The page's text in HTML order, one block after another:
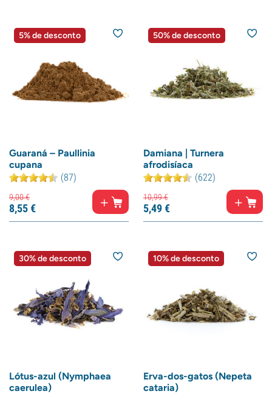
5% de desconto
Guaraná – Paullinia
cupana
(87)
9,00€
8,55€
50% de desconto
Damiana | Turnera
afrodisíaca
(622)
10,99€
5,49€
30% de desconto
Lótus-azul (Nymphaea
caerulea)
10% de desconto
Erva-dos-gatos (Nepeta
cataria)